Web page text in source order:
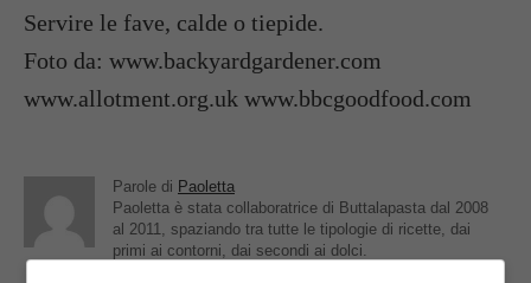
Servire le fave, calde o tiepide.
Foto da: www.backyardgardener.com
www.allotment.org.uk www.bbcgoodfood.com
Parole di Paoletta
Paoletta è stata collaboratrice di Buttalapasta dal 2008
al 2011, spaziando tra tutte le tipologie di ricette, dai
primi ai contorni, dai secondi ai dolci.